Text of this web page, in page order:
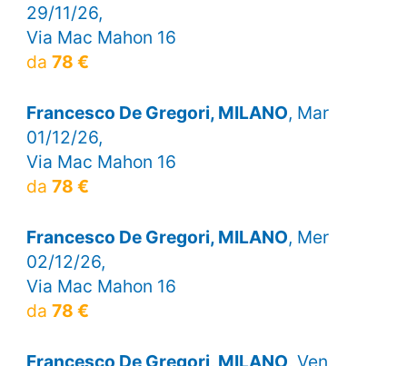
29/11/26,
Via Mac Mahon 16
da 78 €
Francesco De Gregori, MILANO, Mar
01/12/26,
Via Mac Mahon 16
da 78 €
Francesco De Gregori, MILANO, Mer
02/12/26,
Via Mac Mahon 16
da 78 €
Francesco De Gregori, MILANO, Ven